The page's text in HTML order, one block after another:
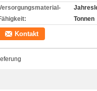
Tonnen
Kontakt